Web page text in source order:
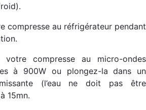
compresse au réfrigérateur pendant
votre compresse au micro-ondes
à 900W ou plongez-la dans un
(l’eau ne doit pas être
15mn.